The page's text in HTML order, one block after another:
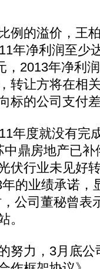
的溢价，王
年净利润至少
，2013年净利
转让方将在相
标的公司支付
度就没有完
鼎房地产已
伏行业未见好
的业绩承诺，
公司董秘曾表
。
力，3月底公